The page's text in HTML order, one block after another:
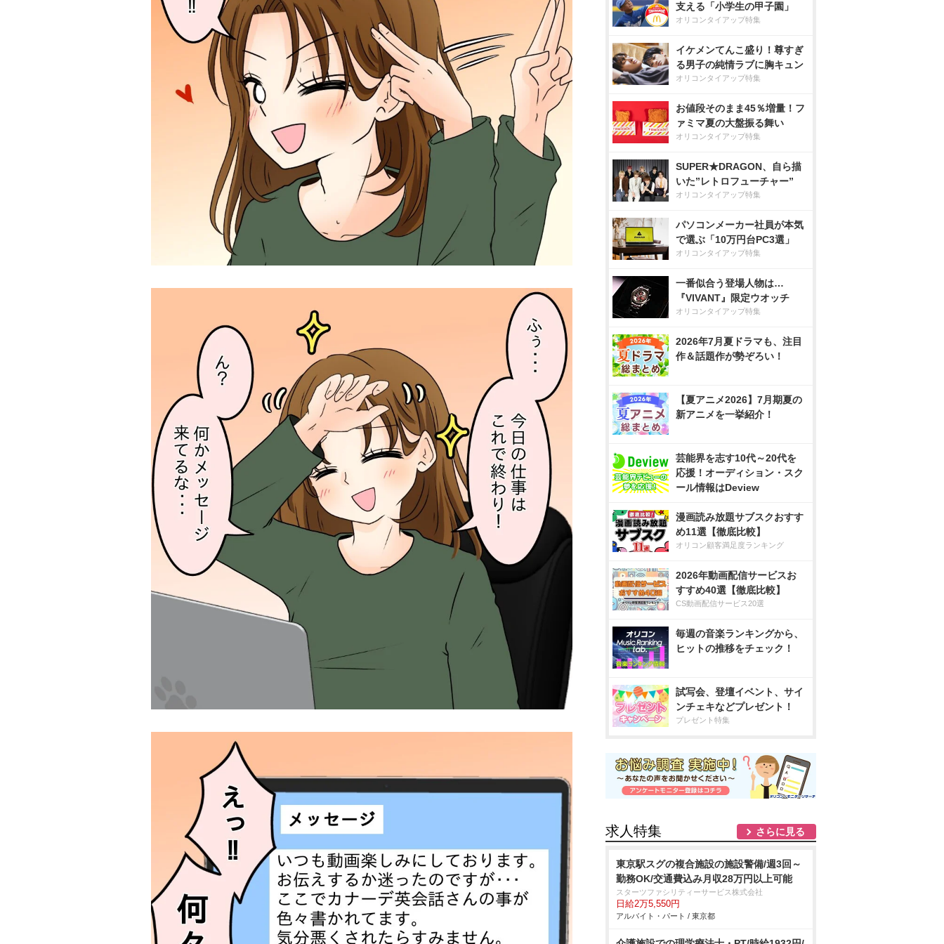
支える「小学生の甲子園」
オリコンタイアップ特集
イケメンてんこ盛り！尊すぎ
る男子の純情ラブに胸キュン
オリコンタイアップ特集
お値段そのまま45％増量！フ
ァミマ夏の大盤振る舞い
オリコンタイアップ特集
SUPER★DRAGON、自ら描
いた”レトロフューチャー”
オリコンタイアップ特集
パソコンメーカー社員が本気
で選ぶ「10万円台PC3選」
オリコンタイアップ特集
一番似合う登場人物は…
『VIVANT』限定ウオッチ
オリコンタイアップ特集
2026年7月夏ドラマも、注目
作＆話題作が勢ぞろい！
【夏アニメ2026】7月期夏の
新アニメを一挙紹介！
芸能界を志す10代～20代を
応援！オーディション・スク
ール情報はDeview
漫画読み放題サブスクおすす
め11選【徹底比較】
オリコン顧客満足度ランキング
2026年動画配信サービスお
すすめ40選【徹底比較】
CS動画配信サービス20選
毎週の音楽ランキングから、
ヒットの推移をチェック！
試写会、登壇イベント、サイ
ンチェキなどプレゼント！
プレゼント特集
求人特集 さらに見る
東京駅スグの複合施設の施設警備/週3回～
勤務OK/交通費込み月収28万円以上可能
スターツファシリティーサービス株式会社
日給2万5,550円
アルバイト・パート / 東京都